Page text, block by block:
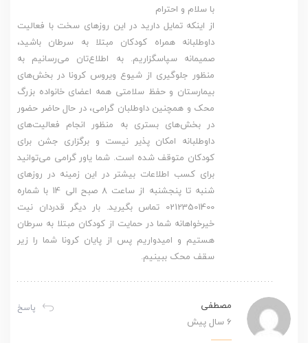
با سلام و احترام
از اینکه تمایل دارید در این روزهای سخت با فعالیت
داوطلبانه همراه کودکان مبتلا به سرطان باشید،
صمیمانه سپاسگزاریم. به اطلاع‌تان می‌رسانیم به
منظور جلوگیری از شیوع ویروس کرونا در بخش‌های
بیمارستان و حفظ سلامتی همه اعضای خانواده بزرگ
محک و همچنین داوطلبان گرامی، در حال حاضر حضور
در بخش‌های بستری به منظور انجام فعالیت‌های
داوطلبانه امکان پذیر نیست و برگزاری جشن برای
کودکان متوقف شده است. شما یاور گرامی می‌توانید
برای کسب اطلاعات بیشتر در این زمینه در روزهای
شنبه تا پنجشنبه از ساعت 8 صبح الی 14 با شماره
02123501400 تماس بگیرید. بار دیگر قدردان نیت
خیرخواهانه شما در حمایت از کودکان مبتلا به سرطان
هستیم و امیدواریم پس از پایان کرونا شما را زیر
سقف محک ببینیم.
پاسخ
مصطفی
6 سال پیش